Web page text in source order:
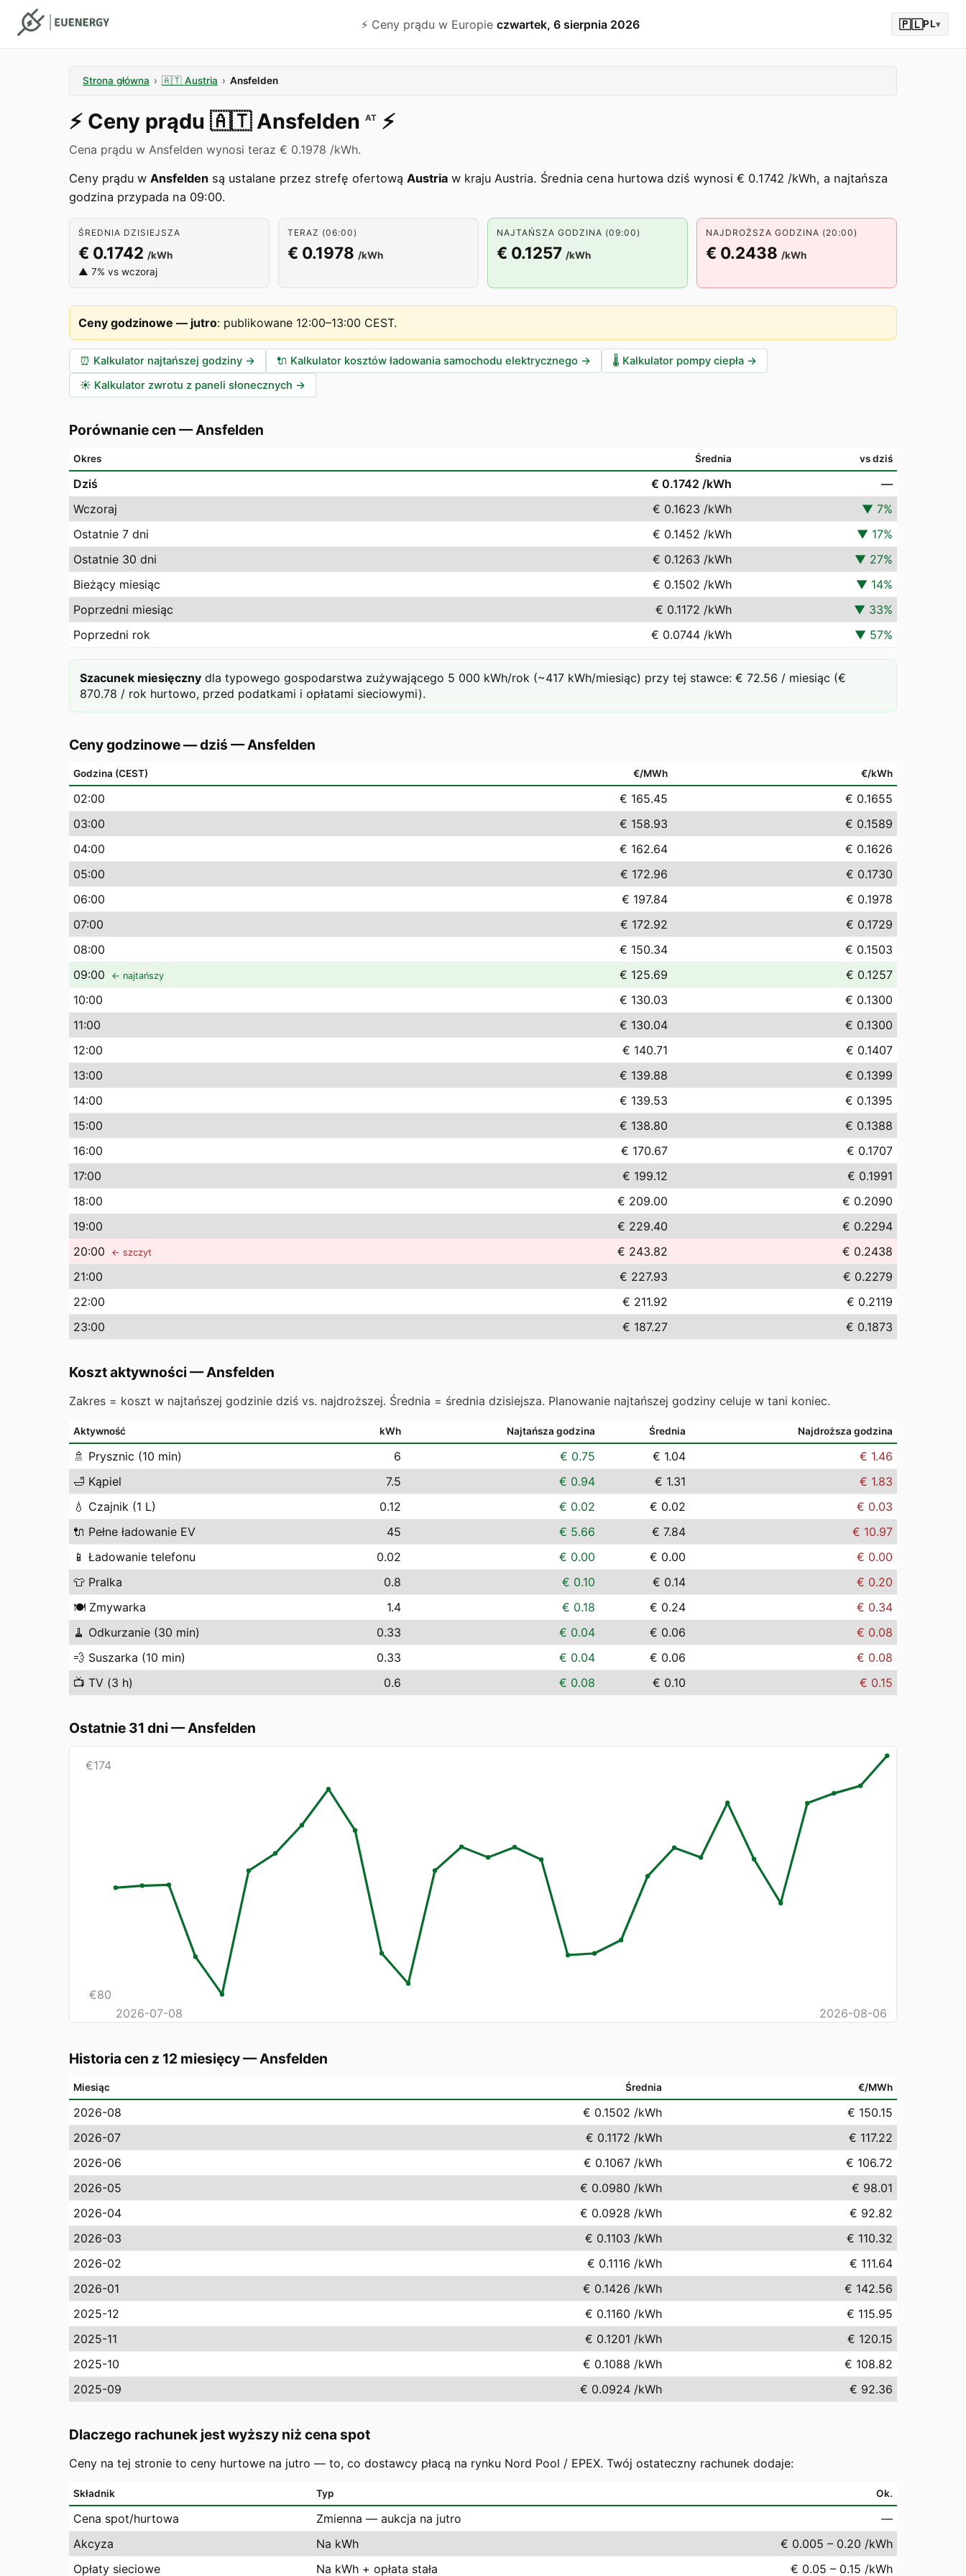
⚡️ Ceny prądu w Europie czwartek, 6 sierpnia 2026 🇵🇱PL▾
Strona główna › 🇦🇹 Austria › Ansfelden
⚡️ Ceny prądu 🇦🇹 Ansfelden AT ⚡️
Cena prądu w Ansfelden wynosi teraz € 0.1978 /kWh.
Ceny prądu w Ansfelden są ustalane przez strefę ofertową Austria w kraju Austria. Średnia cena hurtowa dziś wynosi € 0.1742 /kWh, a najtańsza
godzina przypada na 09:00.
ŚREDNIA DZISIEJSZA
€ 0.1742 /kWh
▲ 7% vs wczoraj
TERAZ (06:00)
€ 0.1978 /kWh
NAJTAŃSZA GODZINA (09:00)
€ 0.1257 /kWh
NAJDROŻSZA GODZINA (20:00)
€ 0.2438 /kWh
Ceny godzinowe — jutro: publikowane 12:00–13:00 CEST.
⏰ Kalkulator najtańszej godziny → 🔌 Kalkulator kosztów ładowania samochodu elektrycznego → 🌡️ Kalkulator pompy ciepła →
☀️ Kalkulator zwrotu z paneli słonecznych →
Porównanie cen —Ansfelden
Okres Średnia vs dziś
Dziś € 0.1742 /kWh
—
Wczoraj
€ 0.1623 /kWh ▼ 7%
Ostatnie 7 dni
€ 0.1452 /kWh ▼ 17%
Ostatnie 30 dni
€ 0.1263 /kWh ▼ 27%
Bieżący miesiąc
€ 0.1502 /kWh ▼ 14%
Poprzedni miesiąc
€ 0.1172 /kWh ▼ 33%
Poprzedni rok
€ 0.0744 /kWh ▼ 57%
Szacunek miesięczny dla typowego gospodarstwa zużywającego 5 000 kWh/rok (~417 kWh/miesiąc) przy tej stawce: € 72.56 / miesiąc (€
870.78 / rok hurtowo, przed podatkami i opłatami sieciowymi).
Ceny godzinowe — dziś —Ansfelden
Godzina (CEST) €/MWh €/kWh
02:00 € 165.45
€ 0.1655
03:00 € 158.93
€ 0.1589
04:00 € 162.64
€ 0.1626
05:00 € 172.96
€ 0.1730
06:00 € 197.84
€ 0.1978
07:00 € 172.92
€ 0.1729
08:00 € 150.34
€ 0.1503
09:00 ← najtańszy € 125.69
€ 0.1257
10:00 € 130.03
€ 0.1300
11:00 € 130.04
€ 0.1300
12:00 € 140.71
€ 0.1407
13:00 € 139.88
€ 0.1399
14:00 € 139.53
€ 0.1395
15:00 € 138.80
€ 0.1388
16:00 € 170.67
€ 0.1707
17:00 € 199.12
€ 0.1991
18:00 € 209.00
€ 0.2090
19:00 € 229.40
€ 0.2294
20:00 ← szczyt € 243.82
€ 0.2438
21:00 € 227.93
€ 0.2279
22:00 € 211.92
€ 0.2119
23:00 € 187.27 € 0.1873
Koszt aktywności —Ansfelden
Zakres = koszt w najtańszej godzinie dziś vs. najdroższej. Średnia = średnia dzisiejsza. Planowanie najtańszej godziny celuje w tani koniec.
Aktywność kWh Najtańsza godzina Średnia Najdroższa godzina
🚿 Prysznic (10 min) 6 € 0.75 € 1.04
€ 1.46
🛁 Kąpiel 7.5 € 0.94 € 1.31
€ 1.83
💧 Czajnik (1 L) 0.12 € 0.02 € 0.02
€ 0.03
🔌 Pełne ładowanie EV 45 € 5.66 € 7.84
€ 10.97
📱 Ładowanie telefonu 0.02 € 0.00 € 0.00
€ 0.00
👕 Pralka 0.8 € 0.10 € 0.14
€ 0.20
🍽️ Zmywarka 1.4 € 0.18 € 0.24
€ 0.34
🧹 Odkurzanie (30 min) 0.33 € 0.04 € 0.06
€ 0.08
💨 Suszarka (10 min) 0.33 € 0.04 € 0.06
€ 0.08
📺 TV (3 h) 0.6 € 0.08 € 0.10 € 0.15
Ostatnie 31 dni —Ansfelden
€174
€80
2026-07-08
2026-08-06
Historia cen z 12 miesięcy—Ansfelden
Miesiąc Średnia €/MWh
2026-08 € 0.1502 /kWh
€ 150.15
2026-07
€ 0.1172 /kWh
€ 117.22
2026-06
€ 0.1067 /kWh
€ 106.72
2026-05
€ 0.0980 /kWh
€ 98.01
2026-04
€ 0.0928 /kWh
€ 92.82
2026-03
€ 0.1103 /kWh
€ 110.32
2026-02
€ 0.1116 /kWh
€ 111.64
2026-01
€ 0.1426 /kWh
€ 142.56
2025-12
€ 0.1160 /kWh
€ 115.95
2025-11
€ 0.1201 /kWh
€ 120.15
2025-10
€ 0.1088 /kWh
€ 108.82
2025-09
€ 0.0924 /kWh € 92.36
Dlaczego rachunek jest wyższy niż cena spot
Ceny na tej stronie to ceny hurtowe na jutro — to, co dostawcy płacą na rynku Nord Pool / EPEX. Twój ostateczny rachunek dodaje:
Składnik Typ Ok.
Cena spot/hurtowa Zmienna — aukcja na jutro
—
Akcyza
Na kWh
€ 0.005 – 0.20 /kWh
Opłaty sieciowe
Na kWh + opłata stała € 0.05 – 0.15 /kWh